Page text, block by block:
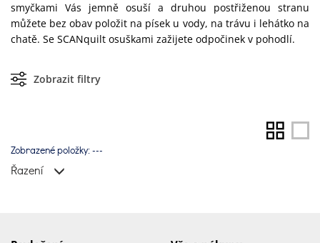
smyčkami Vás jemně osuší a druhou postřiženou stranu
můžete bez obav položit na písek u vody, na trávu i lehátko na
chatě. Se SCANquilt osuškami zažijete odpočinek v pohodlí.
Zobrazit filtry
Zobrazené položky:---
Řazení